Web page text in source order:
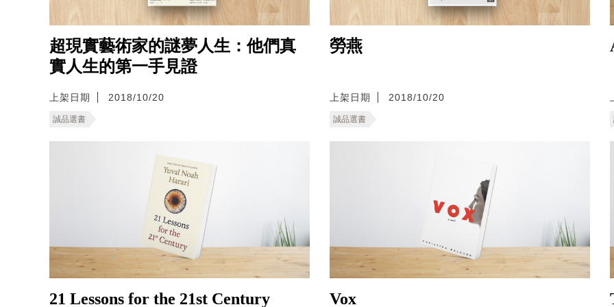
超現實藝術家的謎夢人生：他們真
實人生的第一手見證
上架日期 2018/10/20
誠品選書
勞燕
上架日期 2018/10/20
誠品選書
21 Lessons for the 21st Century Vox